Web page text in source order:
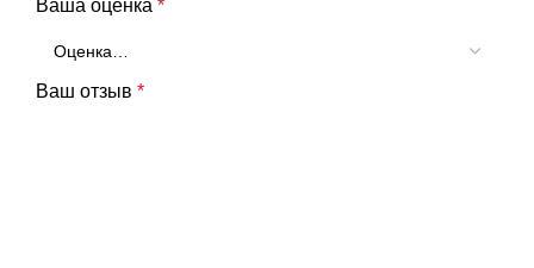
Ваша оценка *
Ваш отзыв *